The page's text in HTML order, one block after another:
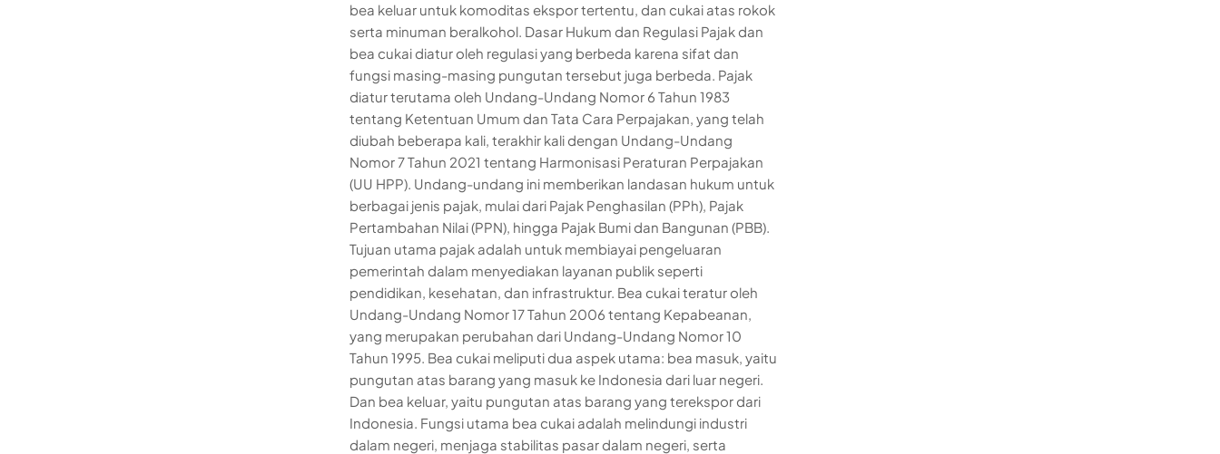
bea keluar untuk komoditas ekspor tertentu, dan cukai atas rokok
serta minuman beralkohol. Dasar Hukum dan Regulasi Pajak dan
bea cukai diatur oleh regulasi yang berbeda karena sifat dan
fungsi masing-masing pungutan tersebut juga berbeda. Pajak
diatur terutama oleh Undang-Undang Nomor 6 Tahun 1983
tentang Ketentuan Umum dan Tata Cara Perpajakan, yang telah
diubah beberapa kali, terakhir kali dengan Undang-Undang
Nomor 7 Tahun 2021 tentang Harmonisasi Peraturan Perpajakan
(UU HPP). Undang-undang ini memberikan landasan hukum untuk
berbagai jenis pajak, mulai dari Pajak Penghasilan (PPh), Pajak
Pertambahan Nilai (PPN), hingga Pajak Bumi dan Bangunan (PBB).
Tujuan utama pajak adalah untuk membiayai pengeluaran
pemerintah dalam menyediakan layanan publik seperti
pendidikan, kesehatan, dan infrastruktur. Bea cukai teratur oleh
Undang-Undang Nomor 17 Tahun 2006 tentang Kepabeanan,
yang merupakan perubahan dari Undang-Undang Nomor 10
Tahun 1995. Bea cukai meliputi dua aspek utama: bea masuk, yaitu
pungutan atas barang yang masuk ke Indonesia dari luar negeri.
Dan bea keluar, yaitu pungutan atas barang yang terekspor dari
Indonesia. Fungsi utama bea cukai adalah melindungi industri
dalam negeri, menjaga stabilitas pasar dalam negeri, serta